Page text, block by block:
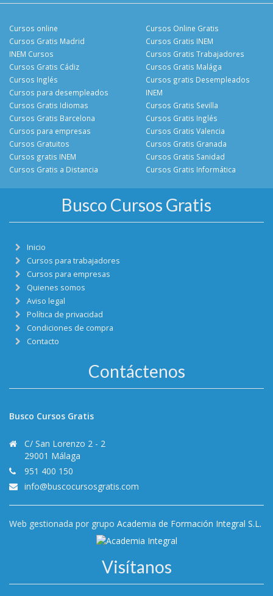
Cursos online
Cursos Gratis Madrid
INEM Cursos
Cursos Gratis Cádiz
Cursos Online Gratis
Cursos Gratis INEM
Cursos Gratis Trabajadores
Cursos Gratis Malága
Cursos Inglés
Cursos para desempleados
Cursos Gratis Idiomas
Cursos Gratis Barcelona
Cursos gratis Desempleados
INEM
Cursos Gratis Sevilla
Cursos Gratis Inglés
Cursos para empresas
Cursos Gratuitos
Cursos gratis INEM
Cursos Gratis a Distancia
Cursos Gratis Valencia
Cursos Gratis Granada
Cursos Gratis Sanidad
Cursos Gratis Informática
Busco Cursos Gratis
Inicio
Cursos para trabajadores
Cursos para empresas
Quienes somos
Aviso legal
Política de privacidad
Condiciones de compra
Contacto
Contáctenos
Busco Cursos Gratis
C/ San Lorenzo 2 - 2
29001 Málaga
951 400 150
info@buscocursosgratis.com
Web gestionada por grupo Academia de Formación Integral S.L.
Visítanos